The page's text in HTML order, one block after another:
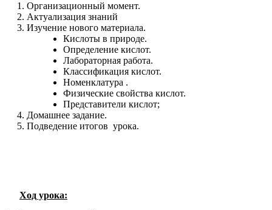
Организационный момент.
Актуализация знаний
Изучение нового материала.
Кислоты в природе.
Определение кислот.
Лабораторная работа.
Классификация кислот.
Номенклатура .
Физические свойства кислот.
Представители кислот;
Домашнее задание.
Подведение итогов урока.
Ход урока: